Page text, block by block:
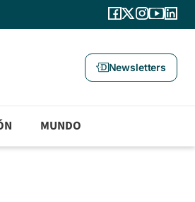
Newsletters
MUNDO